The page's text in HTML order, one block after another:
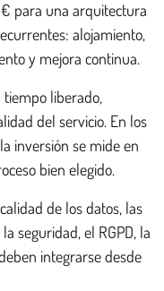
para una arquitectura
alojamiento,
y mejora continua.
liberado,
del servicio. En los
inversión se mide en
bien elegido.
de los datos, las
seguridad, el RGPD, la
integrarse desde